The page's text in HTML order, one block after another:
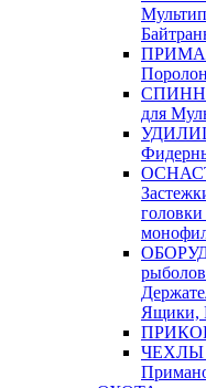
для
головки
Ящики,
ЧЕХЛЫ